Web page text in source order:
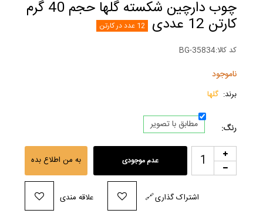
چوب دارچین شکسته گلها حجم 40 گرم
کارتن 12 عددی 12 عدد در کارتن
کد کالا:BG-35834
ناموجود
برند: گلها
رنگ: مطابق با تصویر
عدم موجودی به من اطلاع بده
علاقه مندی 🔗اشتراک گذاری